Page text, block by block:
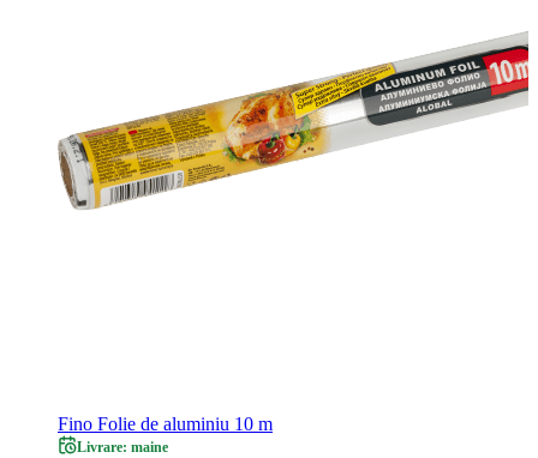
Fino Folie de aluminiu 10 m
Livrare: maine